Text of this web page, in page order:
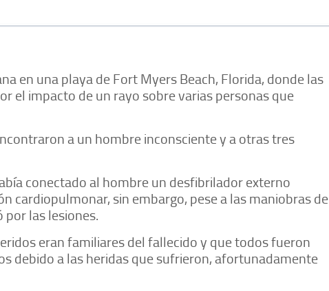
en una playa de Fort Myers Beach, Florida, donde las
el impacto de un rayo sobre varias personas que
a un hombre inconsciente y a otras tres
conectado al hombre un desfibrilador externo
cardiopulmonar, sin embargo, pese a las maniobras de
las lesiones.
eran familiares del fallecido y que todos fueron
debido a las heridas que sufrieron, afortunadamente